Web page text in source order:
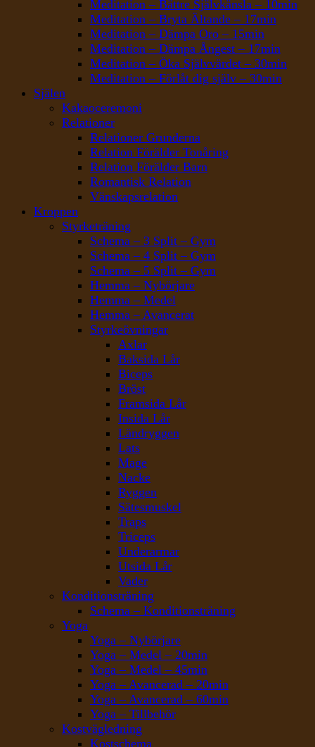
Meditation – Bättre Självkänsla – 10min
Meditation – Bryta Ältande – 17min
Meditation – Dämpa Oro – 15min
Meditation – Dämpa Ångest – 17min
Meditation – Öka Självvärdet – 30min
Meditation – Förlåt dig själv – 30min
Själen
Kakaoceremoni
Relationer
Relationer Grunderna
Relation Förälder Tonåring
Relation Förälder Barn
Romantisk Relation
Vänskapsrelation
Kroppen
Styrketräning
Schema – 3 Split – Gym
Schema – 4 Split – Gym
Schema – 5 Split – Gym
Hemma – Nybörjare
Hemma – Medel
Hemma – Avancerat
Styrkeövningar
Axlar
Baksida Lår
Biceps
Bröst
Framsida Lår
Insida Lår
Ländryggen
Lats
Mage
Nacke
Ryggen
Sätesmuskel
Traps
Triceps
Underarmar
Utsida Lår
Vader
Konditionsträning
Schema – Konditionsträning
Yoga
Yoga – Nybörjare
Yoga – Medel – 20min
Yoga – Medel – 45min
Yoga – Avancerad – 20min
Yoga – Avancerad – 60min
Yoga – Tillbehör
Kostvägledning
Kostschema